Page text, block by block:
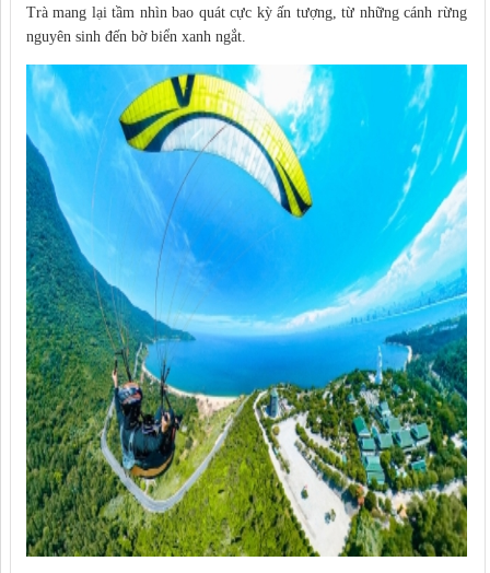
Trà mang lại tầm nhìn bao quát cực kỳ ấn tượng, từ những cánh rừng
nguyên sinh đến bờ biển xanh ngắt.